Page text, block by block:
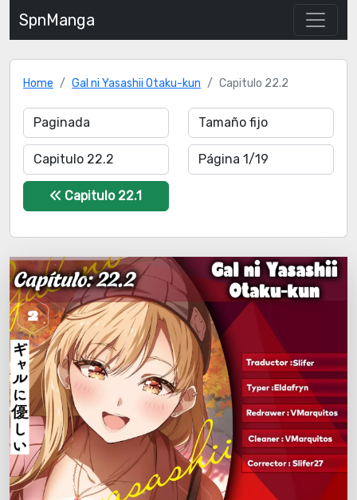
SpnManga
Home Gal ni Yasashii Otaku-kun Capitulo 22.2
Capitulo 22.1